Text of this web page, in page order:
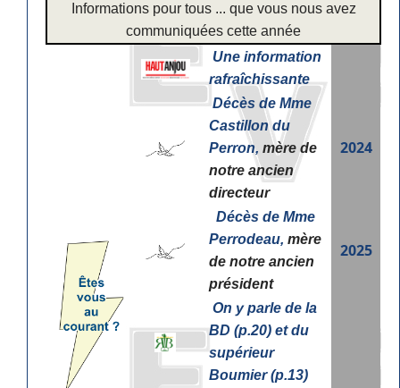
Informations pour tous ... que vous nous avez
communiquées cette année
Une information
rafraîchissante
Décès de Mme
Castillon du
Perron, mère de
notre ancien
directeur
2024
Décès de Mme
Perrodeau, mère
de notre ancien
président
2025
On y parle de la
BD (p.20) et du
supérieur
Boumier (p.13)